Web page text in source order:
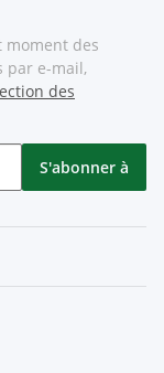
moment des
par e-mail,
des
S'abonner à